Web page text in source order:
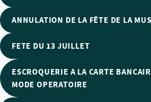
ANNULATION DE LA FÊTE DE LA
FETE DU 13 JUILLET
ESCROQUERIE A LA CARTE
MODE OPERATOIRE